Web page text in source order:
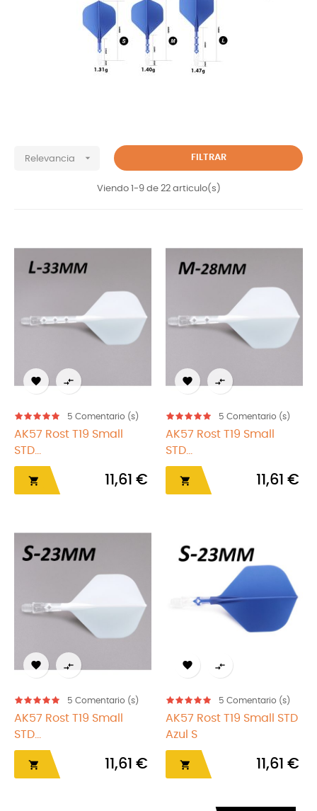
Relevancia  FILTRAR
Viendo 1-9 de 22 articulo(s)
 
5 Comentario (s)
AK57 Rost T19 Small
STD...
 11,61 €
 
5 Comentario (s)
AK57 Rost T19 Small
STD...
 11,61 €
 
5 Comentario (s)
AK57 Rost T19 Small
STD...
 11,61 €
 
5 Comentario (s)
AK57 Rost T19 Small STD
Azul S
 11,61 €